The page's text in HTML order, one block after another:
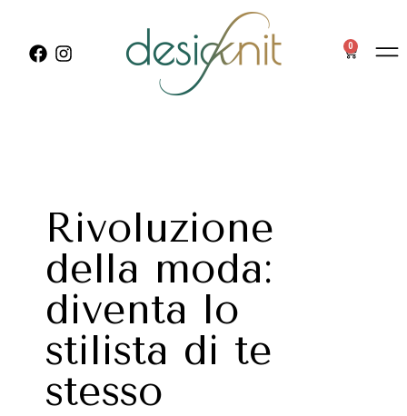
0
Rivoluzione
della moda:
diventa lo
stilista di te
stesso